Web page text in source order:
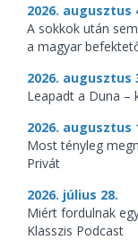
2026. augusztus
A sokkok után
a magyar
2026. augusztus
Leapadt a Duna –
2026. augusztus
Most tényleg
Privát
2026. július 28.
Miért fordulnak
Klasszis Podcast